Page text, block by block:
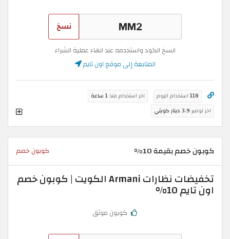
نسخ
انسخ الكود واستخدمه عند انهاء عملية الشراء
المتابعة إلى موقع اون تايم
118 استخدام اليوم اخر استخدام منذ1 ساعة
اخر توفير 3.9 دينار كويتي
كوبون خصم بقيمة 10% كوبون خصم
تخفيضات نظارات Armani الكويت | كوبون خصم
اون تايم 10%
كوبون موثق